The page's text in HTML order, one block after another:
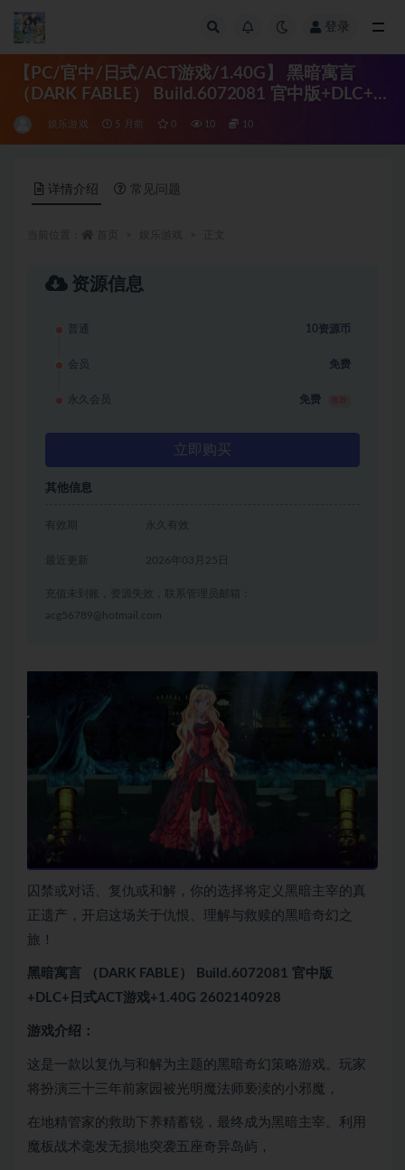
登录
【PC/官中/日式/ACT游戏/1.40G】 黑暗寓言
（DARK FABLE） Build.6072081 官中版+DLC+日
式ACT游戏+1.40G
娱乐游戏 5 月前 0 10 10
详情介绍 常见问题
资源信息
普通 10资源币
会员 免费
永久会员 免费
立即购买
其他信息
有效期 永久有效
2026年03月25日
充值未到账，资源失效，联系管理员邮箱：
acg56789@hotmail.com
囚禁或对话、复仇或和解，你的选择将定义黑暗主宰的真
正遗产，开启这场关于仇恨、理解与救赎的黑暗奇幻之
旅！
黑暗寓言 （DARK FABLE） Build.6072081 官中版
+DLC+日式ACT游戏+1.40G 2602140928
游戏介绍：
这是一款以复仇与和解为主题的黑暗奇幻策略游戏。玩家
将扮演三十三年前家园被光明魔法师亵渎的小邪魔，
在地精管家的救助下养精蓄锐，最终成为黑暗主宰。利用
魔板战术毫发无损地突袭五座奇异岛屿，